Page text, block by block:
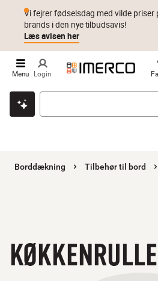
Klik & hent Byt i 1 år Prismatch
Vi fejrer fødselsdag med vilde priser
brands i den nye tilbudsavis!
Læs avisen her
Menu Login
Borddækning Tilbehør til bord